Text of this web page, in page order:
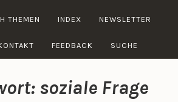
THEMEN INDEX NEWSLETTER
FEEDBACK SUCHE
soziale Frage